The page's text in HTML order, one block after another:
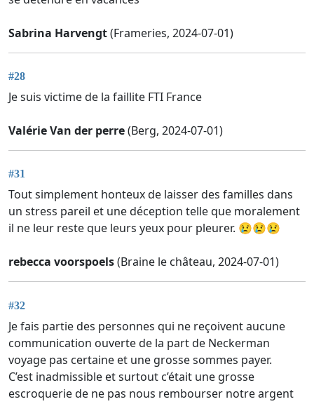
Sabrina Harvengt(Frameries, 2024-07-01)
#28
Je suis victime de la faillite FTI France
Valérie Van der perre(Berg, 2024-07-01)
#31
Tout simplement honteux de laisser des familles dans
un stress pareil et une déception telle que moralement
il ne leur reste que leurs yeux pour pleurer. 😢😢😢
rebecca voorspoels(Braine le château, 2024-07-01)
#32
Je fais partie des personnes qui ne reçoivent aucune
communication ouverte de la part de Neckerman
voyage pas certaine et une grosse sommes payer.
C’est inadmissible et surtout c’était une grosse
escroquerie de ne pas nous rembourser notre argent